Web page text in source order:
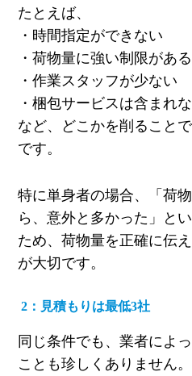
たとえば、
・時間指定ができない
・荷物量に強い制限がある
・作業スタッフが少ない
・梱包サービスは含まれ
など、どこかを削ること
です。
特に単身者の場合、「荷
ら、意外と多かった」と
ため、荷物量を正確に伝
が大切です。
2：見積もりは最低3社
同じ条件でも、業者によ
ことも珍しくありません。